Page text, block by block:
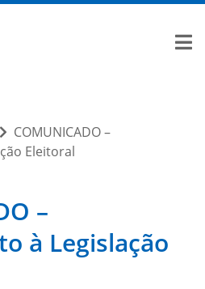
COMUNICADO –
Eleitoral
–
à Legislação